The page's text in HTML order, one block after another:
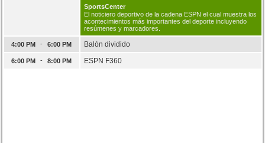
SportsCenter
El noticiero deportivo de la cadena ESPN el cual muestra los
acontecimientos más importantes del deporte incluyendo
resúmenes y marcadores.
4:00 PM - 6:00 PM Balón dividido
6:00 PM - 8:00 PM ESPN F360